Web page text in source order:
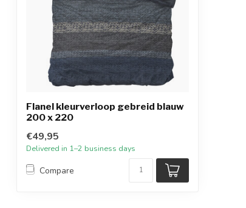
Flanel kleurverloop gebreid blauw
200 x 220
€49,95
Delivered in 1–2 business days
Compare